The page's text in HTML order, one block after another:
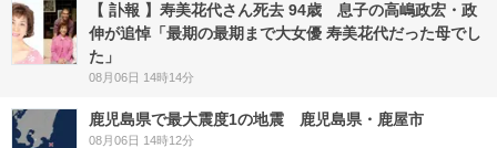
【 訃報 】寿美花代さん死去 94歳 息子の高嶋政宏・政
伸が追悼「最期の最期まで大女優 寿美花代だった母でし
た」
08月06日 14時14分
鹿児島県で最大震度1の地震 鹿児島県・鹿屋市
08月06日 14時12分